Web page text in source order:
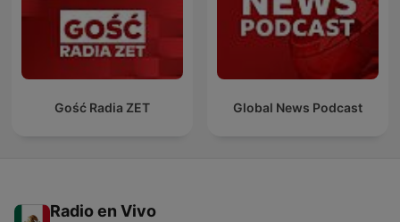
Gość Radia ZET Global News Podcast
Radio en Vivo